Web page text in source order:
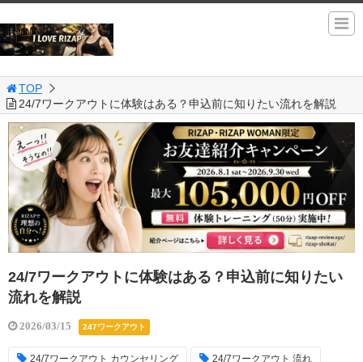
TOP
24/7ワークアウトに体験はある？申込前に知りたい流れを解説
24/7ワークアウトに体験はある？申込前に知りたい
流れを解説
2026/03/15 247ワークアウト
24/7ワークアウト カウンセリング 24/7ワークアウト 流れ